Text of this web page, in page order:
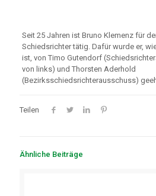
Seit 25 Jahren ist Bruno Klemenz für
Schiedsrichter tätig. Dafür wurde er,
ist, von Timo Gutendorf
von links) und Thorsten Aderhold
(Bezirksschiedsrichterausschuss)
Teilen
Ähnliche Beiträge